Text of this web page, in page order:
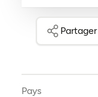
Partager
Pays